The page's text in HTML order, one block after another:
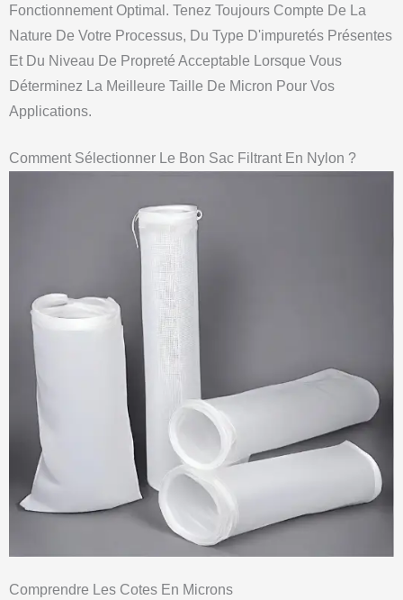
Fonctionnement Optimal. Tenez Toujours Compte De La
Nature De Votre Processus, Du Type D'impuretés Présentes
Et Du Niveau De Propreté Acceptable Lorsque Vous
Déterminez La Meilleure Taille De Micron Pour Vos
Applications.
Comment Sélectionner Le Bon Sac Filtrant En Nylon ?
Comprendre Les Cotes En Microns